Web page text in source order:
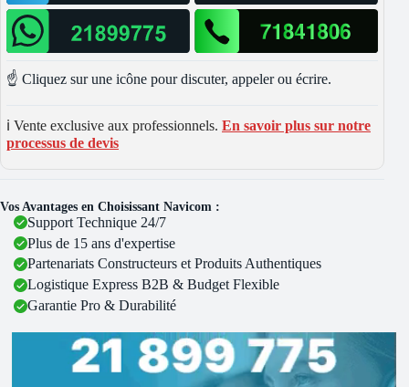
☝️ Cliquez sur une icône pour discuter, appeler ou écrire.
ℹ️ Vente exclusive aux professionnels. En savoir plus sur notre
processus de devis
Vos Avantages en Choisissant Navicom :
Support Technique 24/7
Plus de 15 ans d'expertise
Partenariats Constructeurs et Produits Authentiques
Logistique Express B2B & Budget Flexible
Garantie Pro & Durabilité